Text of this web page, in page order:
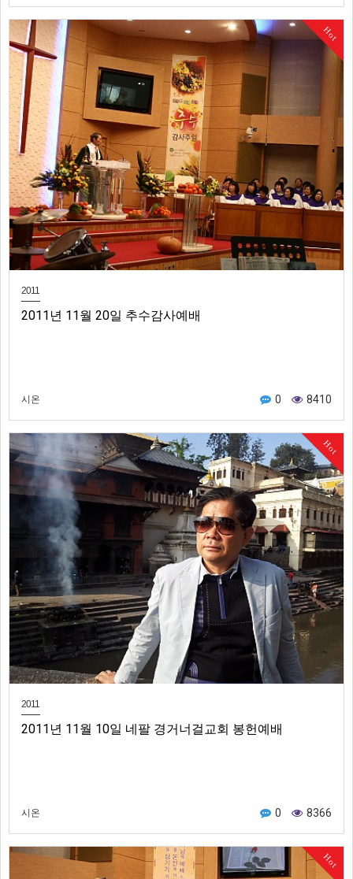
Hot
2011
2011년 11월 20일 추수감사예배
시온 0 8410
Hot
2011
2011년 11월 10일 네팔 경거너걸교회 봉헌예배
시온 0 8366
Hot